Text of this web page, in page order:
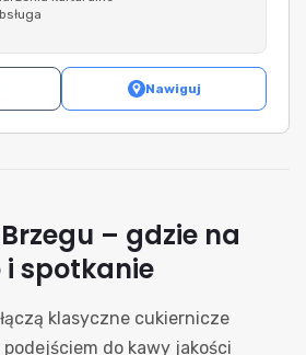
Nawiguj
– gdzie na
spotkanie
klasyczne cukiernicze
do kawy jakości